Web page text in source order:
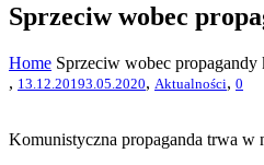
Sprzeciw wobec
Home Sprzeciw wobec propagandy
, 13.12.20193.05.2020, Aktualności, 0
Komunistyczna propaganda trwa w